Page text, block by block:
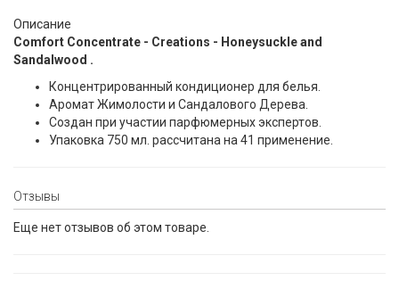
Описание
Comfort Concentrate - Creations - Honeysuckle and
Sandalwood .
Концентрированный кондиционер для белья.
Аромат Жимолости и Сандалового Дерева.
Создан при участии парфюмерных экспертов.
Упаковка 750 мл. рассчитана на 41 применение.
Отзывы
Еще нет отзывов об этом товаре.